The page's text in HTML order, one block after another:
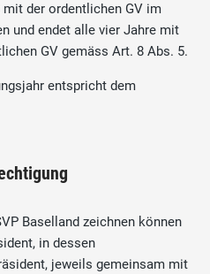
der ordentlichen GV im
und endet alle vier Jahre mit
GV gemäss Art. 8 Abs. 5.
entspricht dem
Baselland zeichnen können
in dessen
jeweils gemeinsam mit